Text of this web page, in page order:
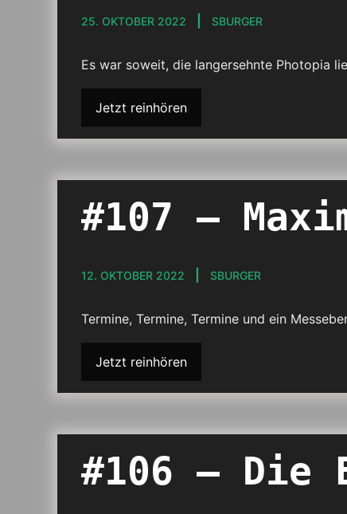
25. OKTOBER 2022 SBURGER
Es war soweit, die langersehnte Photopia
Jetzt reinhören
#107 –
12. OKTOBER 2022 SBURGER
Termine, Termine, Termine und ein
Jetzt reinhören
#106 – Die